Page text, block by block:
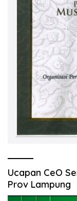
Ucapan CeO
Prov Lampung